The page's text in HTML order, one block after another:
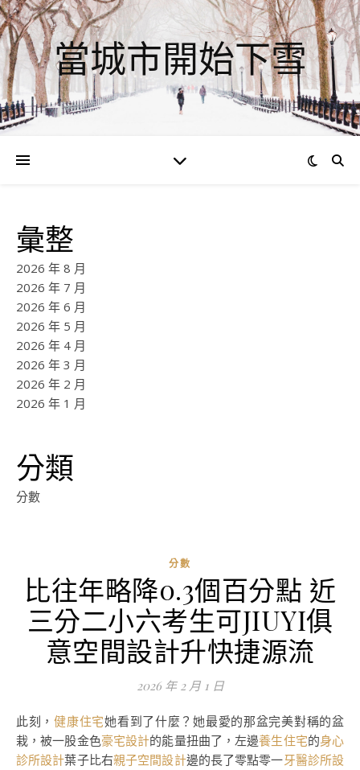
當城市開始下雪
彙整
2026 年 8 月
2026 年 7 月
2026 年 6 月
2026 年 5 月
2026 年 4 月
2026 年 3 月
2026 年 2 月
2026 年 1 月
分類
分數
分數
比往年略降0.3個百分點 近
三分二小六考生可JIUYI俱
意空間設計升快捷源流
2026 年 2 月 1 日
此刻，健康住宅她看到了什麼？她最愛的那盆完美對稱的盆
栽，被一股金色豪宅設計的能量扭曲了，左邊養生住宅的身心
診所設計葉子比右親子空間設計邊的長了零點零一牙醫診所設